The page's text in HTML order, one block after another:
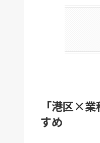
「港区×
すめ